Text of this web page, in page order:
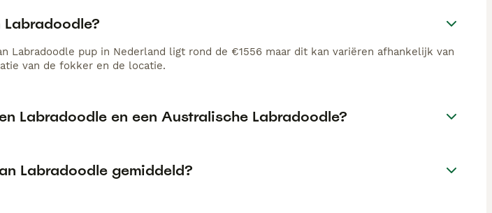
Labradoodle pup in Nederland ligt rond de €1556 maar dit kan variëren afhankelijk van
van de fokker en de locatie.
Labradoodle en een Australische Labradoodle?
Labradoodle gemiddeld?